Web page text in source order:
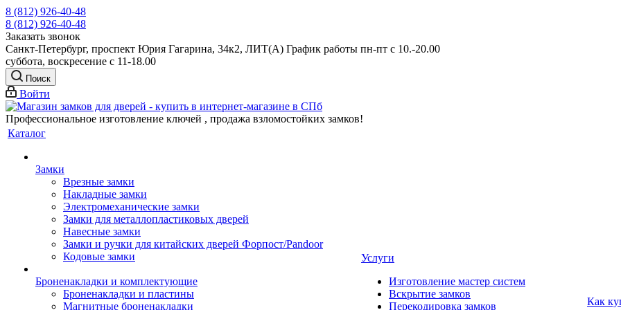
8 (812) 926-40-48
8 (812) 926-40-48
Заказать звонок
Санкт-Петербург, проспект Юрия Гагарина, 34к2, ЛИТ(А) График работы пн-пт с 10.-20.00
суббота, воскресение с 11-18.00
Поиск
Войти
Профессиональное изготовление ключей , продажа взломостойких замков!
Каталог
Замки
Врезные замки
Накладные замки
Электромеханические замки
Замки для металлопластиковых дверей
Навесные замки
Замки и ручки для китайских дверей Форпост/Раndoor
Кодовые замки
Броненакладки и комплектующие
Броненакладки и пластины
Магнитные броненакладки
Услуги
Изготовление мастер систем
Вскрытие замков
Перекодировка замков
Как